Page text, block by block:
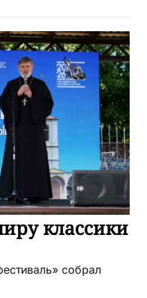
классики
собрал